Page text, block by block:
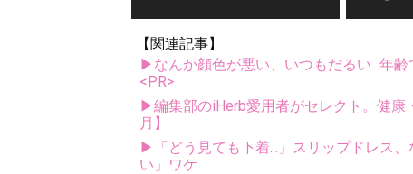
【関連記事】
▶なんか顔色が悪い、いつもだるい...年
<PR>
▶編集部のiHerb愛用者がセレクト。健康
月】
▶「どう見ても下着...」スリップドレス
い」ワケ